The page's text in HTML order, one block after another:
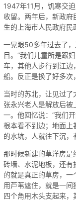
1947年11月，饥寒交
收留。两年后，新政
生的上海市人民政府民
一晃眼50多年过去了
目。“我们儿童所是跟
车，其他人步行到江边
船。反正是换了好多次
当时的苏北，让见过了
张永兴老人是解放后被
一。他回忆说：“我们
根本看不到边；地面上
的水坑，人就往下沉，
那时候新建的草洋房是
砖墙、水泥地板，还有
的就是真正的草房，一
用芦苇遮住，就是一间
四个角用木头支起来